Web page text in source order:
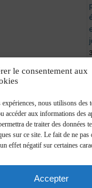
le consentement aux
nous utilisons des
accéder aux informations des
de traiter des données
sur ce site. Le fait de ne pas
effet négatif sur certaines
Accepter